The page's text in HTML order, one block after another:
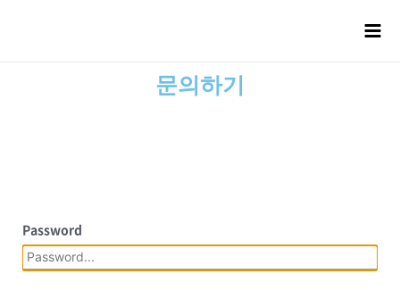
문의하기
Password